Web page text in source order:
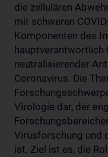
die zellulären
mit schweren
Komponenten des
hauptverantwortlich
neutralisierender
Coronavirus. Die
Virologie dar, der
Virusforschung und
ist. Ziel ist es, die